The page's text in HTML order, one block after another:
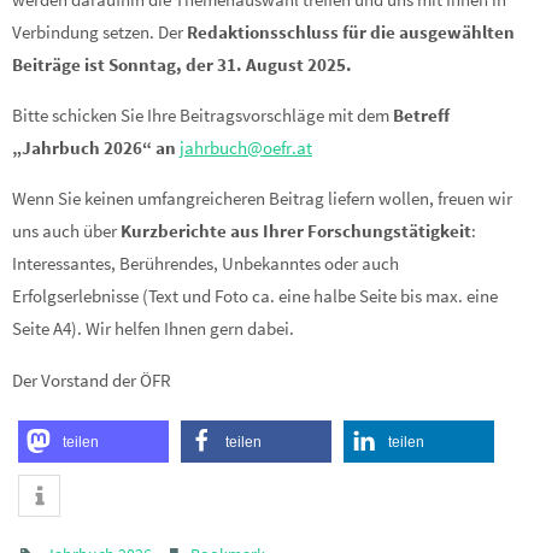
Verbindung setzen. Der Redaktionsschluss für die ausgewählten
Beiträge ist Sonntag, der 31. August 2025.
Bitte schicken Sie Ihre Beitragsvorschläge mit dem Betreff
„Jahrbuch 2026“ an jahrbuch@oefr.at
Wenn Sie keinen umfangreicheren Beitrag liefern wollen, freuen wir
uns auch über Kurzberichte aus Ihrer Forschungstätigkeit:
Interessantes, Berührendes, Unbekanntes oder auch
Erfolgserlebnisse (Text und Foto ca. eine halbe Seite bis max. eine
Seite A4). Wir helfen Ihnen gern dabei.
Der Vorstand der ÖFR
teilen teilen teilen